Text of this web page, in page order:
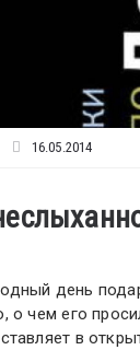
16.05.2014
день
о чем его
в